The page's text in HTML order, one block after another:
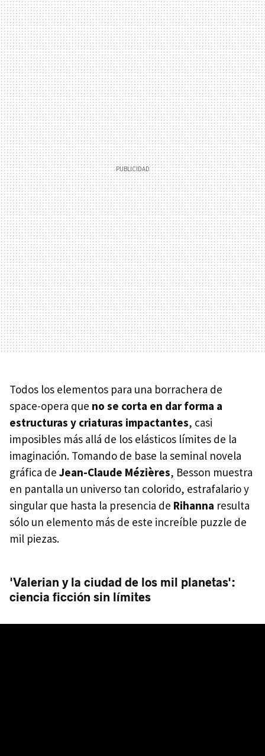
Todos los elementos para una borrachera de
space-opera que no se corta en dar forma a
estructuras y criaturas impactantes, casi
imposibles más allá de los elásticos límites de la
imaginación. Tomando de base la seminal novela
gráfica de Jean-Claude Mézières, Besson muestra
en pantalla un universo tan colorido, estrafalario y
singular que hasta la presencia de Rihanna resulta
sólo un elemento más de este increíble puzzle de
mil piezas.
'Valerian y la ciudad de los mil planetas':
ciencia ficción sin límites